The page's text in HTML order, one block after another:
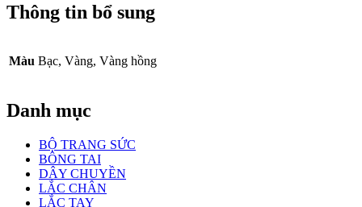
Thông tin bổ sung
Màu Bạc, Vàng, Vàng hồng
Danh mục
BỘ TRANG SỨC
BÔNG TAI
DÂY CHUYỀN
LẮC CHÂN
LẮC TAY